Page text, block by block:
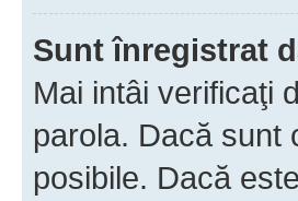
Sunt înregistrat
Mai intâi verificaţi
parola. Dacă sunt
posibile. Dacă